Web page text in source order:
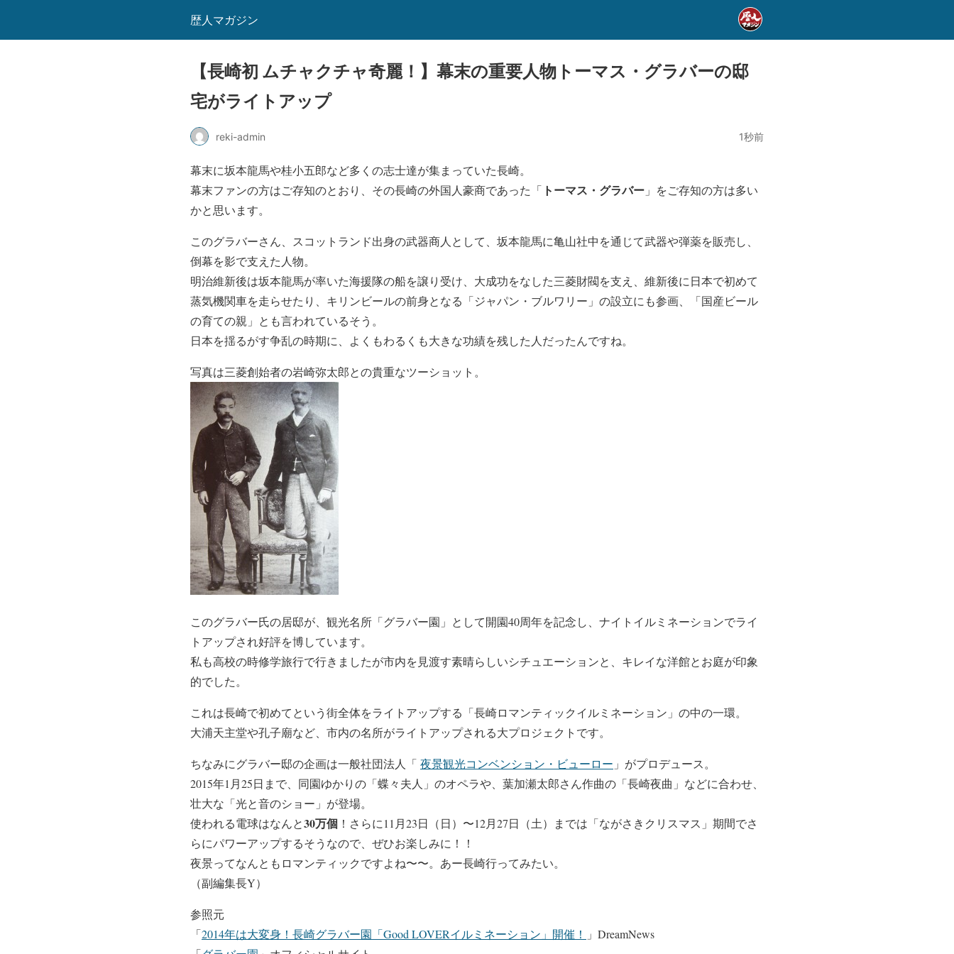
歴人マガジン
【長崎初 ムチャクチャ奇麗！】幕末の重要人物トーマス・グラバーの邸
宅がライトアップ
reki-admin 1秒前
幕末に坂本龍馬や桂小五郎など多くの志士達が集まっていた長崎。
幕末ファンの方はご存知のとおり、その長崎の外国人豪商であった「 トーマス・グラバー 」をご存知の方は多い
かと思います。
このグラバーさん、スコットランド出身の武器商人として、坂本龍馬に亀山社中を通じて武器や弾薬を販売し、
倒幕を影で支えた人物。
明治維新後は坂本龍馬が率いた海援隊の船を譲り受け、大成功をなした三菱財閥を支え、維新後に日本で初めて
蒸気機関車を走らせたり、キリンビールの前身となる「ジャパン・ブルワリー」の設立にも参画、「国産ビール
の育ての親」とも言われているそう。
日本を揺るがす争乱の時期に、よくもわるくも大きな功績を残した人だったんですね。
写真は三菱創始者の岩崎弥太郎との貴重なツーショット。
このグラバー氏の居邸が、観光名所「グラバー園」として開園40周年を記念し、ナイトイルミネーションでライ
トアップされ好評を博しています。
私も高校の時修学旅行で行きましたが市内を見渡す素晴らしいシチュエーションと、キレイな洋館とお庭が印象
的でした。
これは長崎で初めてという街全体をライトアップする「長崎ロマンティックイルミネーション」の中の一環。
大浦天主堂や孔子廟など、市内の名所がライトアップされる大プロジェクトです。
ちなみにグラバー邸の企画は一般社団法人「 夜景観光コンベンション・ビューロー 」がプロデュース。
2015年1月25日まで、同園ゆかりの「蝶々夫人」のオペラや、葉加瀬太郎さん作曲の「長崎夜曲」などに合わせ、
壮大な「光と音のショー」が登場。
使われる電球はなんと30万個 ！さらに11月23日（日）〜12月27日（土）までは「ながさきクリスマス」期間でさ
らにパワーアップするそうなので、ぜひお楽しみに！！
夜景ってなんともロマンティックですよね〜〜。あー長崎行ってみたい。
（副編集長Y）
参照元
「2014年は大変身！長崎グラバー園「Good LOVERイルミネーション」開催！
」DreamNews